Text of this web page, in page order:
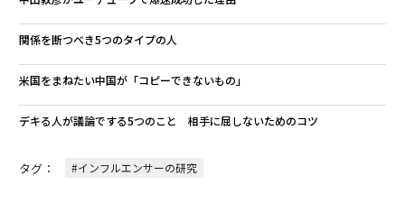
関係を断つべき5つのタイプの人
米国をまねたい中国が「コピーできないもの」
デキる人が議論でする5つのこと 相手に屈しないためのコツ
タグ： #インフルエンサーの研究